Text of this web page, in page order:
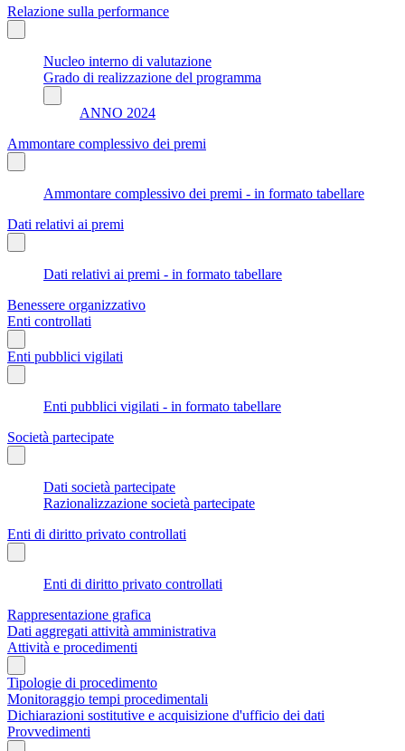
Relazione sulla performance
Nucleo interno di valutazione
Grado di realizzazione del programma
ANNO 2024
Ammontare complessivo dei premi
Ammontare complessivo dei premi - in formato tabellare
Dati relativi ai premi
Dati relativi ai premi - in formato tabellare
Benessere organizzativo
Enti controllati
Enti pubblici vigilati
Enti pubblici vigilati - in formato tabellare
Società partecipate
Dati società partecipate
Razionalizzazione società partecipate
Enti di diritto privato controllati
Enti di diritto privato controllati
Rappresentazione grafica
Dati aggregati attività amministrativa
Attività e procedimenti
Tipologie di procedimento
Monitoraggio tempi procedimentali
Dichiarazioni sostitutive e acquisizione d'ufficio dei dati
Provvedimenti